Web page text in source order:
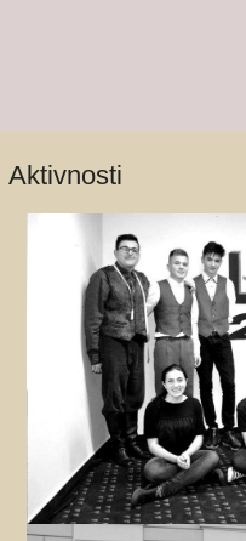
Aktivnosti
Dramsko-